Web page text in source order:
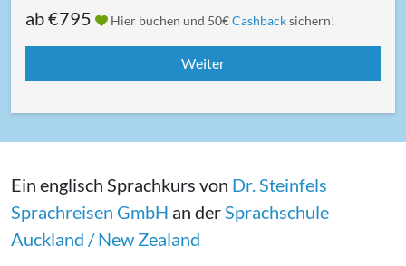
ab€795 Hier buchen und 50€Cashbacksichern!
Ein englisch Sprachkurs von Dr. Steinfels
Sprachreisen GmbH an der Sprachschule
Auckland / New Zealand